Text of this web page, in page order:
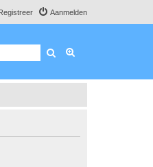
Aanmelden
Zoek